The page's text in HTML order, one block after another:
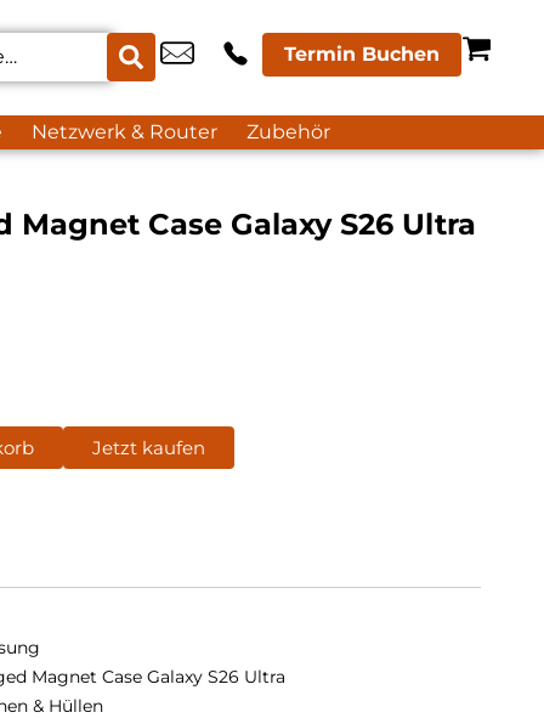
Termin Buchen
Netzwerk & Router Zubehör
Magnet Case Galaxy S26 Ultra
Jetzt kaufen
Magnet Case Galaxy S26 Ultra
& Hüllen